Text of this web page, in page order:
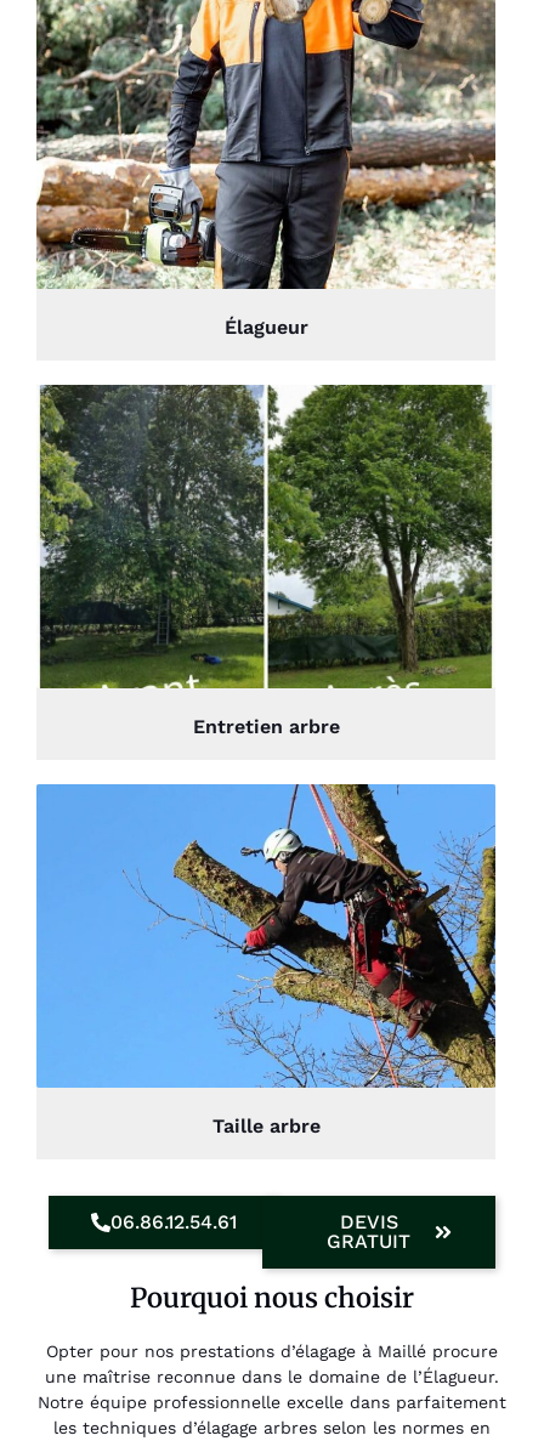
Élagueur
Entretien arbre
Taille arbre
06.86.12.54.61
DEVIS
GRATUIT
Pourquoi nous choisir
Opter pour nos prestations d’élagage à Maillé procure
une maîtrise reconnue dans le domaine de l’Élagueur.
Notre équipe professionnelle excelle dans parfaitement
les techniques d’élagage arbres selon les normes en